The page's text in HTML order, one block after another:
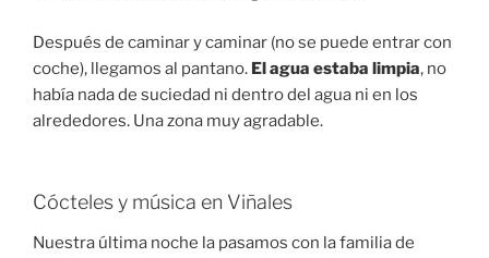
Después de caminar y caminar (no se puede entrar con
coche), llegamos al pantano. El agua estaba limpia, no
había nada de suciedad ni dentro del agua ni en los
alrededores. Una zona muy agradable.
Cócteles y música en Viñales
Nuestra última noche la pasamos con la familia de